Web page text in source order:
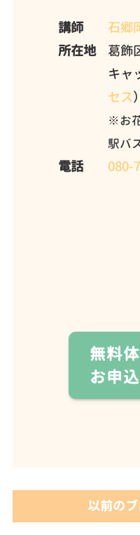
講師
石郷
所在地
葛飾
キャ
セス）
※お
駅バ
電話 080-
無料
お申
以前の